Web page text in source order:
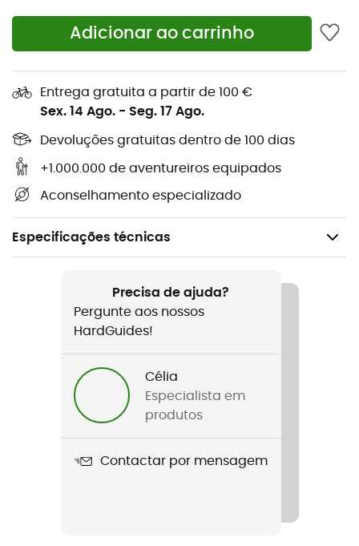
Adicionar ao carrinho
Entrega gratuita a partir de 100 €
Sex. 14 Ago. - Seg. 17 Ago.
Devoluções gratuitas dentro de 100 dias
+1.000.000 de aventureiros equipados
Aconselhamento especializado
Especificações técnicas
Caminhada / Trekking
Nome do produto
Trek Outdoor Low Cut Lady
Precisa de ajuda?
Pergunte aos nossos
HardGuides!
Célia
Especialista em
produtos
Contactar por mensagem